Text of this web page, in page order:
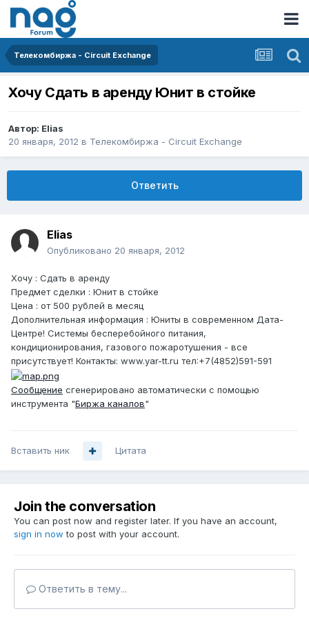
Телекомбиржа - Circuit Exchange
Хочу Сдать в аренду Юнит в стойке
Автор: Elias
20 января, 2012 в Телекомбиржа - Circuit Exchange
Ответить
Elias
Опубликовано 20 января, 2012
Хочу : Сдать в аренду
Предмет сделки : Юнит в стойке
Цена : от 500 рублей в месяц
Дополнительная информация : Юниты в современном Дата-
Центре! Системы бесперебойного питания,
кондиционирования, газового пожаротушения - все
присутствует! Контакты: www.yar-tt.ru тел:+7(4852)591-591
Сообщение сгенерировано автоматически с помощью
инструмента "Биржа каналов"
Вставить ник Цитата
Join the conversation
You can post now and register later. If you have an account,
sign in now to post with your account.
Ответить в тему...